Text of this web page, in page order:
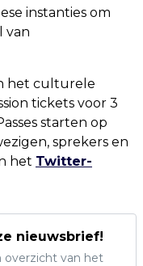
instanties om
van
het culturele
tickets voor 3
starten op
sprekers en
het Twitter-
nieuwsbrief!
overzicht van het